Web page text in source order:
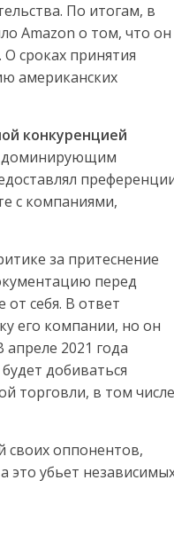
По итогам, в
Amazon о том, что он
сроках принятия
американских
конкуренцией
доминирующим
с компаниями,
за притеснение
перед
себя. В ответ
его компании, но он
2021 года
добиваться
торговли, в том числе
своих оппонентов,
это убьет